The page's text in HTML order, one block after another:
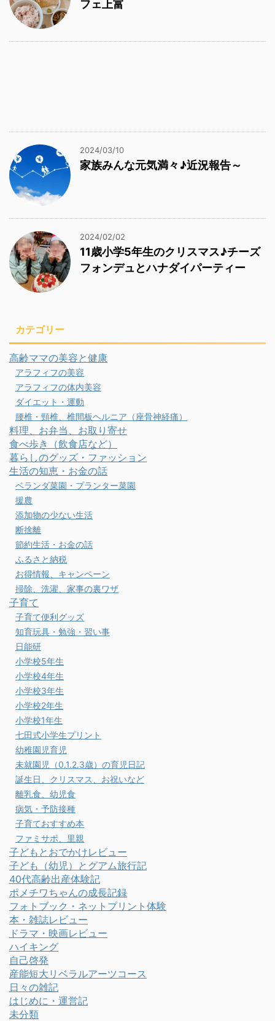
フェ上富
2024/03/10
家族みんな元気満々♪近況報告～
2024/02/02
11歳小学5年生のクリスマス♪チーズ
フォンデュとハナダイパーティー
カテゴリー
高齢ママの美容と健康
アラフィフの美容
アラフィフの体内美容
ダイエット・運動
腰椎・頸椎、椎間板ヘルニア（座骨神経痛）
料理、お弁当、お取り寄せ
食べ歩き（飲食店など）
暮らしのグッズ・ファッション
生活の知恵・お金の話
ベランダ菜園・プランター菜園
援農
添加物の少ない生活
断捨離
節約生活・お金の話
ふるさと納税
お得情報、キャンペーン
掃除、洗濯、家事の裏ワザ
子育て
子育て便利グッズ
知育玩具・勉強・習い事
日能研
小学校5年生
小学校4年生
小学校3年生
小学校2年生
小学校1年生
七田式小学生プリント
幼稚園児育児
未就園児（0.1.2.3歳）の育児日記
誕生日、クリスマス、お祝いなど
離乳食、幼児食
病気・予防接種
子育ておすすめ本
ファミサポ、里親
子どもとおでかけレビュー
子ども（幼児）とグアム旅行記
40代高齢出産体験記
ポメチワちゃんの成長記録
フォトブック・ネットプリント体験
本・雑誌レビュー
ドラマ・映画レビュー
ハイキング
自己啓発
産能短大リベラルアーツコース
日々の雑記
はじめに・運営記
未分類